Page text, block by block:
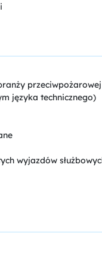
przeciwpożarowej
języka technicznego)
wyjazdów